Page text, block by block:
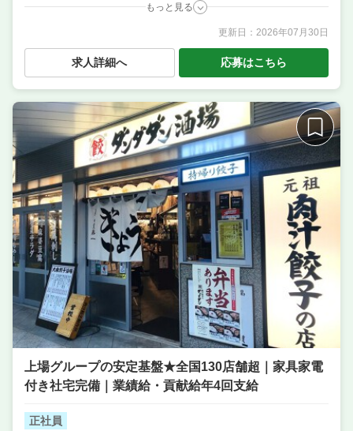
もっと見る
／ サービス・ホール ／ 店長候
補・マネージャー ／ 料理長候補（シェフ・板長な
ど） ／ 調理・キッチンスタッフ・板前
駅チカ徒歩2分の、本格派和食が揃うネオ大衆酒場
東京都足立区千住2-62-18 2F
100席以上
単価 2000円〜3000円
更新日： 2026年07月30日
求人詳細へ 応募はこちら
上場グループの安定基盤★全国130店舗超｜家具家電
付き社宅完備｜業績給・貢献給年4回支給
正社員